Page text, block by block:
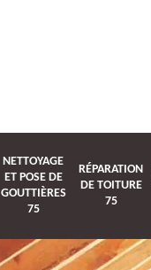
NETTOYAGE
ET POSE DE
GOUTTIÈRES
75
RÉPARATION
DE TOITURE
75